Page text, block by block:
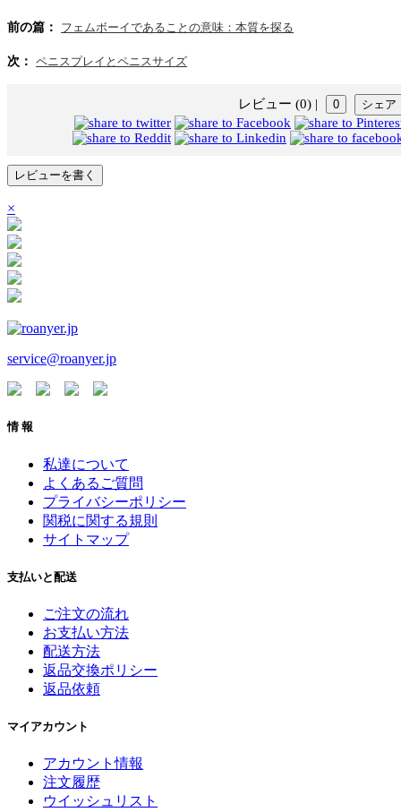
前の篇： フェムボーイであることの意味：本質を探る
次： ペニスプレイとペニスサイズ
レビュー (0) | 0 シェア
レビューを書く
×
service@roanyer.jp
情 報
私達について
よくあるご質問
プライバシーポリシー
関税に関する規則
サイトマップ
支払いと配送
ご注文の流れ
お支払い方法
配送方法
返品交換ポリシー
返品依頼
マイアカウント
アカウント情報
注文履歴
ウイッシュリスト